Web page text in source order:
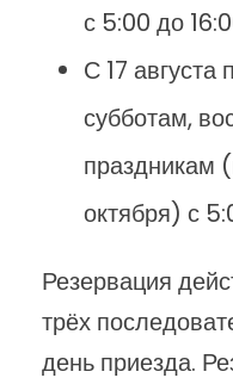
с 5:00 до
С 17 августа
субботам,
праздникам
октября) с
Резервация
трёх
день приезда.